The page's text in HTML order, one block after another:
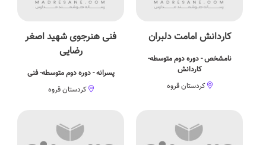
کاردانش امامت دلبران
نامشخص - دوره دوم متوسطه-
کاردانش
کردستان قروه
فنی هنرجوی شهید اصغر
رضایی
پسرانه - دوره دوم متوسطه- فنی
کردستان قروه